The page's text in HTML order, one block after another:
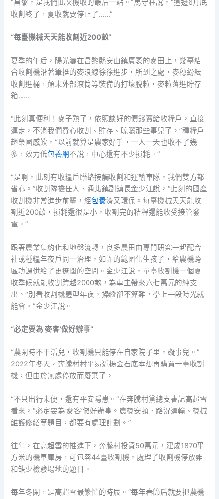
“昌黎，是我們此次機收的最后一站。”馬守柱說，“這邊6月底
收割終了，夏收就要停止了……”
“每臺機械天天能收割近200畝”
夏季的午后，陽光灑在昌黎縣安山鎮廣袤的麥田上，幾臺結
合收割機沿著筆挺的麥浪線徐徐進步，所到之處，麥穗紛紜
收割進桶，顛末外部滾筒等裝備的打壞脫粒，麥粒落進貯存
箱……
“此刻真便利！麥子熟了，依照談好的價錢賣給收糧戶，直接
運走，不消我們費心收割、貯存、晾曬那些事兒了。”種糧戶
趙榮國感歎，“以前就算是農家好手，一人一天也收不了幾
多，效力低包養網不說，中心還有不少損耗。”
“是啊，此刻有收糧戶聯絡接觸收割和運輸車隊，我們雙方都
省心。”收割隊擔任人、通北鎮副鎮長金少江說，“此刻的國產
收割機非常進步前輩，經包養濟又環保。每臺機械天天能收
割近200畝，損耗還很是小，收割完的秸稈還能收受接管發
電。”
跟著農業集約化和地盤流轉，良多農田由專門研究一起配合
社或種糧年夜戶同一治理，如許的範圍化生孩子，給農機跨
區功課供給了更遼闊的空間。金少江說，單臺收割機一個夏
收季候就能收割跨越2000畝，為車主帶來六七萬元的純支
出。“別看收割機體型年夜，操縱卻不算難，學上一段時光就
能會。”金少江說。
“必定要為‘麥客’做好辦事”
“農閑時不干活兒，收割機只能停在自家院子里，礙事兒。”
2022年冬天，奔騰村村平易近楊金石底本想再購買一臺收割
機，但由於無處停放而廢棄了。
“不只出行未便，還有平安隱患。”在奔騰村黨總支書記高超雪
看來，“必定要為‘麥客’做好辦事。農機安頓、路況運輸、機械
維護修繕等題目，都要有處理計劃。”
往年，在高超雪的推進下，奔騰村投資50萬元，建成1870平
方米的機車庫房，可包容44臺收割機，處理了收割機停放難
和缺少檢驗場地的題目。
每年冬閑，是高超雪最繁忙的時辰。“每年春節后就要把農機